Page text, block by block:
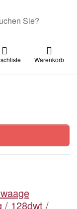
Warenkorb
/ 128dwt /